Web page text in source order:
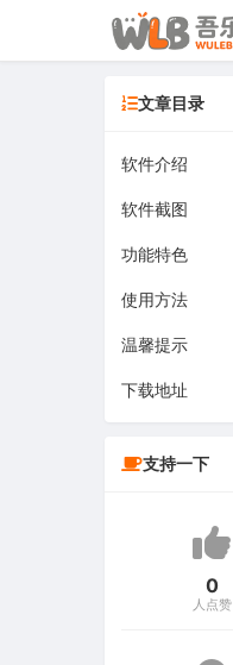
文章目录
软件介绍
软件截图
功能特色
使用方法
温馨提示
下载地址
支持一下
0
人点赞